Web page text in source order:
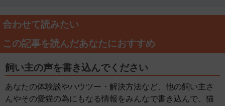
合わせて読みたい
この記事を読んだあなたにおすすめ
飼い主の声を書き込んでください
あなたの体験談やハウツー・解決方法など、他の飼い主さ
んやその愛猫の為にもなる情報をみんなで書き込んで、猫